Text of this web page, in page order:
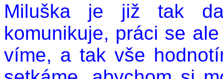
Miluška je již tak
komunikuje, práci se
víme, a tak vše